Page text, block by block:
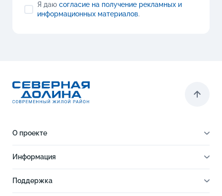
Я даю согласие на получение рекламных и
информационных материалов.
О проекте
Инфраструктура
Благоустройство
Информация
Поддержка